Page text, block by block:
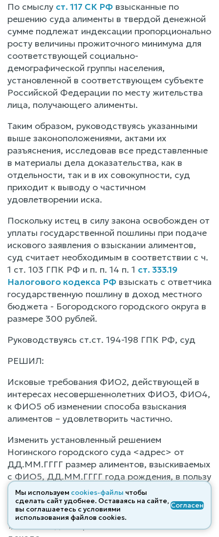
По смыслу ст. 117 СК РФ взысканные по
решению суда алименты в твердой денежной
сумме подлежат индексации пропорционально
росту величины прожиточного минимума для
соответствующей социально-
демографической группы населения,
установленной в соответствующем субъекте
Российской Федерации по месту жительства
лица, получающего алименты.
Таким образом, руководствуясь указанными
выше законоположениями, актами их
разъяснения, исследовав все представленные
в материалы дела доказательства, как в
отдельности, так и в их совокупности, суд
приходит к выводу о частичном
удовлетворении иска.
Поскольку истец в силу закона освобожден от
уплаты государственной пошлины при подаче
искового заявления о взыскании алиментов,
суд считает необходимым в соответствии с ч.
1 ст. 103 ГПК РФ и п. п. 14 п. 1 ст. 333.19
Налогового кодекса РФ взыскать с ответчика
государственную пошлину в доход местного
бюджета - Богородского городского округа в
размере 300 рублей.
Руководствуясь ст.ст. 194-198 ГПК РФ, суд
РЕШИЛ:
Исковые требования ФИО2, действующей в
интересах несовершеннолетних ФИО3, ФИО4,
к ФИО5 об изменении способа взыскания
алиментов – удовлетворить частично.
Изменить установленный решением
Ногинского городского суда <адрес> от
ДД.ММ.ГГГГ размер алиментов, взыскиваемых
с ФИО5, ДД.ММ.ГГГГ года рождения, в пользу
ФИО9 на содержание несовершеннолетних
детей: ФИО3, ДД.ММ.ГГГГ года рождения,
ФИО4, ДД.ММ.ГГГГ года рождения, в размере
1/3 всех видов заработка и (или) иного
Мы используем cookies-файлы чтобы
сделать сайт удобнее. Оставаясь на сайте,
вы соглашаетесь с условиями
использования файлов cооkies.
Согласен